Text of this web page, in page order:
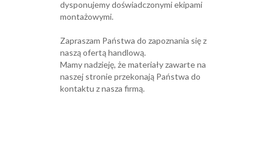
dysponujemy doświadczonymi ekipami
montażowymi.
Zapraszam Państwa do zapoznania się z
naszą ofertą handlową.
Mamy nadzieję, że materiały zawarte na
naszej stronie przekonają Państwa do
kontaktu z nasza firmą.